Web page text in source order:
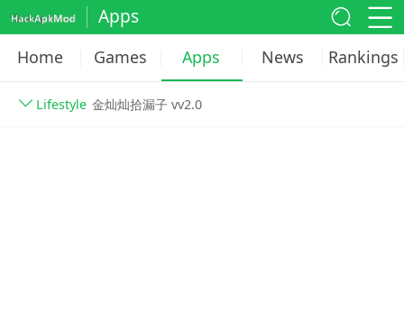
Apps
Home Games Apps News Rankings
Lifestyle 金灿灿拾漏子 vv2.0